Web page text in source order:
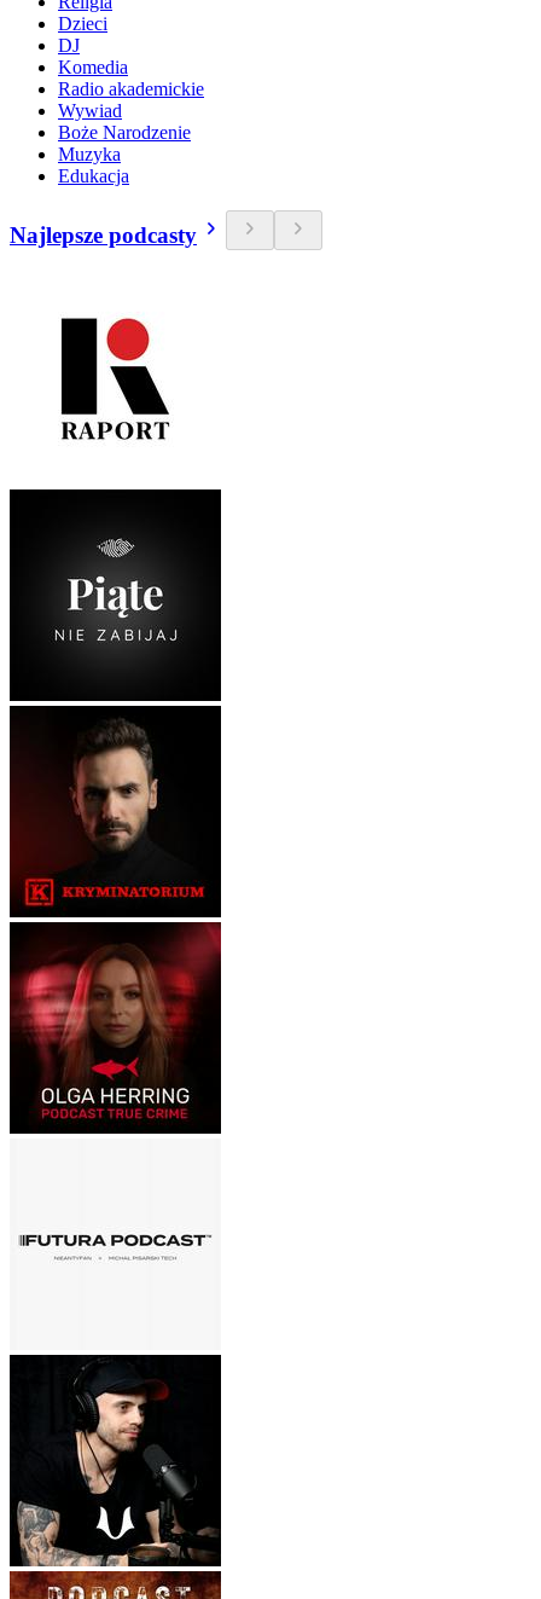
Dzieci
DJ
Komedia
Radio akademickie
Wywiad
Boże Narodzenie
Muzyka
Edukacja
Najlepsze podcasty